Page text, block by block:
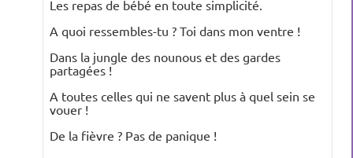
Les repas de bébé en toute simplicité.
A quoi ressembles-tu ? Toi dans mon ventre !
Dans la jungle des nounous et des gardes
partagées !
A toutes celles qui ne savent plus à quel sein se
vouer !
De la fièvre ? Pas de panique !